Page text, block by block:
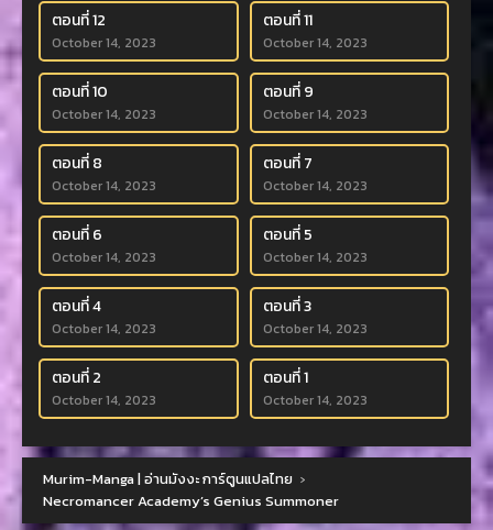
ตอนที่ 12
October 14, 2023
ตอนที่ 11
October 14, 2023
ตอนที่ 10
October 14, 2023
ตอนที่ 9
October 14, 2023
ตอนที่ 8
October 14, 2023
ตอนที่ 7
October 14, 2023
ตอนที่ 6
October 14, 2023
ตอนที่ 5
October 14, 2023
ตอนที่ 4
October 14, 2023
ตอนที่ 3
October 14, 2023
ตอนที่ 2
October 14, 2023
ตอนที่ 1
October 14, 2023
Murim-Manga | อ่านมังงะ การ์ตูนแปลไทย ›
Necromancer Academy’s Genius Summoner